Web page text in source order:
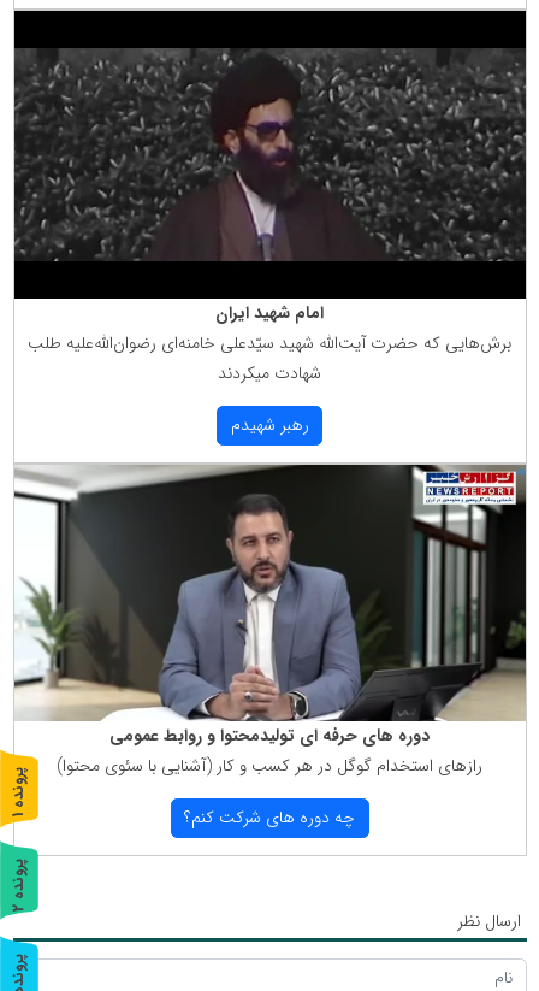
امام شهید ایران
برش‌هایی كه حضرت آیت‌الله شهید سیّدعلی خامنه‌ای رضوان‌الله‌علیه طلب
شهادت میكردند
رهبر شهیدم
دوره های حرفه ای تولیدمحتوا و روابط عمومی
رازهای استخدام گوگل در هر كسب و كار (آشنایی با سئوی محتوا)
چه دوره های شركت كنم؟
ارسال نظر
پ
ر
و
ن
د
ه
1
پ
ر
و
ن
د
ه
2
پ
3